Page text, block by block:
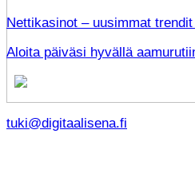
Nettikasinot – uusimmat
Aloita päiväsi hyvällä
tuki@digitaalisena.fi